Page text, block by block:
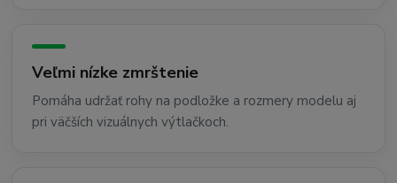
Veľmi nízke zmrštenie
Pomáha udržať rohy na podložke a rozmery modelu aj
pri väčších vizuálnych výtlačkoch.